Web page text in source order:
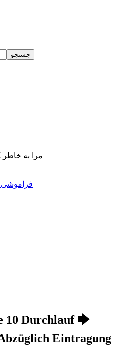
جستجو
مرا به خاطر
فراموشی
10 Durchlauf 🡆
Eintragung